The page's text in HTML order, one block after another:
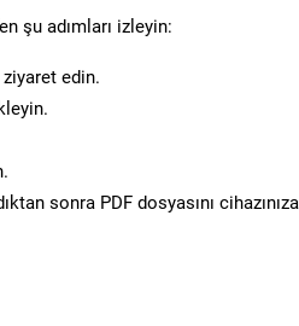
şu adımları izleyin:
ziyaret edin.
sonra PDF dosyasını cihazınıza